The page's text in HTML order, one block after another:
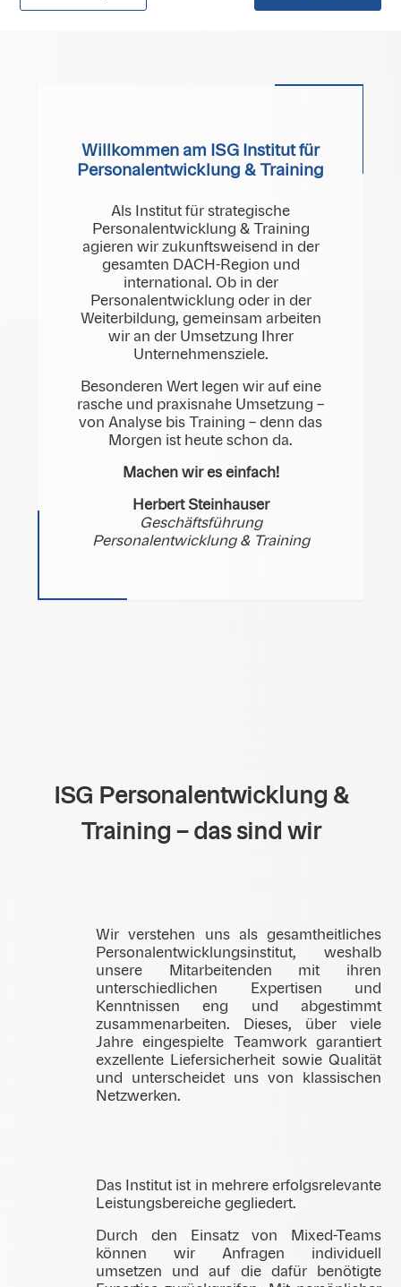
Willkommen am ISG Institut für
Personalentwicklung & Training
Als Institut für strategische
Personalentwicklung & Training
agieren wir zukunftsweisend in der
gesamten DACH-Region und
international. Ob in der
Personalentwicklung oder in der
Weiterbildung, gemeinsam arbeiten
wir an der Umsetzung Ihrer
Unternehmensziele.
Besonderen Wert legen wir auf eine
rasche und praxisnahe Umsetzung –
von Analyse bis Training – denn das
Morgen ist heute schon da.
Machen wir es einfach!
Herbert Steinhauser
Geschäftsführung
Personalentwicklung & Training
ISG Personalentwicklung &
Training – das sind wir
Wir verstehen uns als gesamtheitliches
Personalentwicklungsinstitut, weshalb
unsere Mitarbeitenden mit ihren
unterschiedlichen Expertisen und
Kenntnissen eng und abgestimmt
zusammenarbeiten. Dieses, über viele
Jahre eingespielte Teamwork garantiert
exzellente Liefersicherheit sowie Qualität
und unterscheidet uns von klassischen
Netzwerken.
Das Institut ist in mehrere erfolgsrelevante
Leistungsbereiche gegliedert.
Durch den Einsatz von Mixed-Teams
können wir Anfragen individuell
umsetzen und auf die dafür benötigte